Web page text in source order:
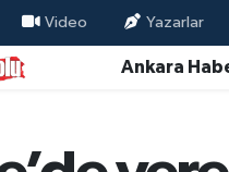
Video Yazarlar
Ankara